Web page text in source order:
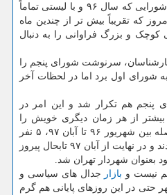
شورای اول بی شباهت نیست. شورایی که سال ۹۶ و با لیستی تماماً
که تقریباً بیش تر از چندین ماه
کوچک و بزرگ فراوانی را به دنبال
سرنوشت شورای پنجم را
اول برد اما در لحظات آخر
هم تکرار شد و این امر در
بیشتر از هر زمان دیگری خویش را
نشان داد. به صورتی که در فاصله بین شهریور ۹۶ تا آبان ۹۷، ۵ نفر
بر منصب شهردار تهران تکیه زدند و در نهایت از آبان ۹۷ تابحال پیروز
بعنوان شهردار تهران شد.
نیست و بازار جدال های سیاسی و
در این روزهای پایانی هم گرم